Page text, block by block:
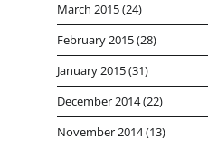
March 2015(24)
February 2015(28)
January 2015(31)
December 2014(22)
November 2014(13)